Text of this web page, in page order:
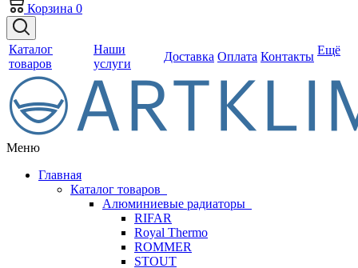
Корзина 0
Каталог
товаров
Наши
услуги
Доставка Оплата Контакты Ещё
Меню
Главная
Каталог товаров
Алюминиевые радиаторы
RIFAR
Royal Thermo
ROMMER
STOUT